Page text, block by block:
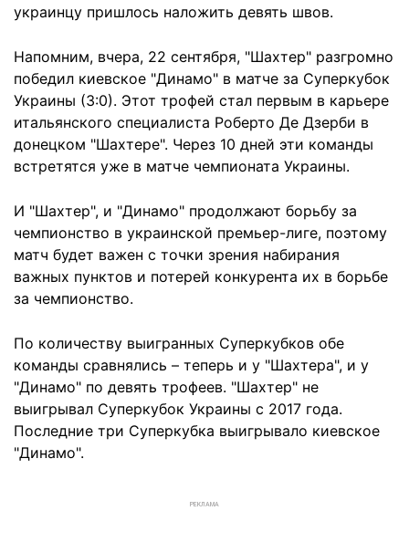
украинцу пришлось наложить девять швов.
Напомним, вчера, 22 сентября, "Шахтер" разгромно
победил киевское "Динамо" в матче за Суперкубок
Украины (3:0). Этот трофей стал первым в карьере
итальянского специалиста Роберто Де Дзерби в
донецком "Шахтере". Через 10 дней эти команды
встретятся уже в матче чемпионата Украины.
И "Шахтер", и "Динамо" продолжают борьбу за
чемпионство в украинской премьер-лиге, поэтому
матч будет важен с точки зрения набирания
важных пунктов и потерей конкурента их в борьбе
за чемпионство.
По количеству выигранных Суперкубков обе
команды сравнялись – теперь и у "Шахтера", и у
"Динамо" по девять трофеев. "Шахтер" не
выигрывал Суперкубок Украины с 2017 года.
Последние три Суперкубка выигрывало киевское
"Динамо".
РЕКЛАМА